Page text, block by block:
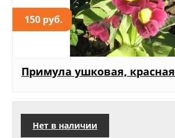
150 руб.
Примула ушковая, красная
Нет в наличии